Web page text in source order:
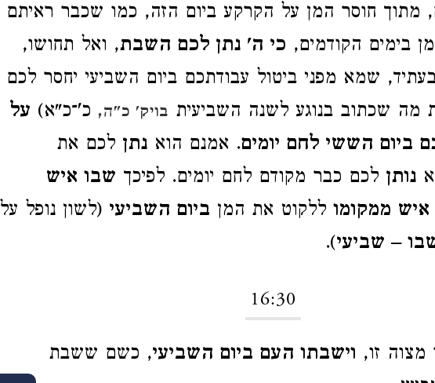
מתוך חוסר המן על הקרקע ביום הזה, כמו שכבר ראיתם
בימים הקודמים, כי ה' נתן לכם השבת, ואל תחושו,
שמא מפני ביטול עבודתכם ביום השביעי יחסר לכם
מה שכתוב בנוגע לשנה השביעית בויק' כ"ה, כ'־כ"א) על
ביום הששי לחם יומים. אמנם הוא נתן לכם את
נותן לכם כבר מקודם לחם יומים. לפיכך שבו איש
ממקומו ללקוט את המן ביום השביעי (לשון נופל על
– שביעי).
16:30
מצוה זו, וישבתו העם ביום השביעי, כשם ששבת